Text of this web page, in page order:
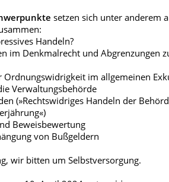
setzen sich unter anderem
Handeln?
im Denkmalrecht und Abgrenzungen
Ordnungswidrigkeit im allgemeinen
Verwaltungsbehörde
(»Rechtswidriges Handeln der
Beweisbewertung
von Bußgeldern
wir bitten um Selbstversorgung.